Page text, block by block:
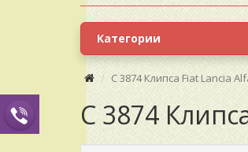
Категории
C 3874 Клипса Fiat Lancia
C 3874